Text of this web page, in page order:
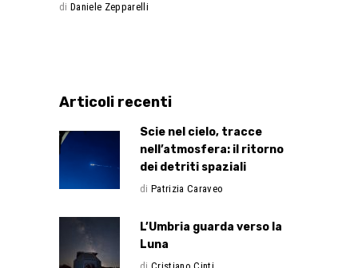
di Daniele Zepparelli
Articoli recenti
Scie nel cielo, tracce
nell’atmosfera: il ritorno
dei detriti spaziali
di Patrizia Caraveo
L’Umbria guarda verso la
Luna